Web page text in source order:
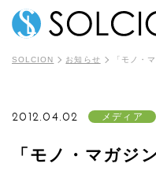
SOLCION お知らせ 「モノ・
「モノ・マガジ
2012.04.02 メディア